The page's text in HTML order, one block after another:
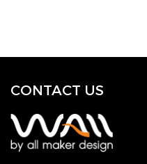
CONTACT US